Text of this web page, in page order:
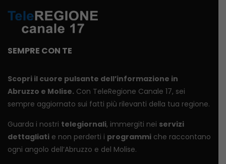
SEMPRE CON TE
Scopri il cuore pulsante dell’informazione in
Abruzzo e Molise. Con TeleRegione Canale 17, sei
sempre aggiornato sui fatti più rilevanti della tua regione.
Guarda i nostri telegiornali, immergiti nei servizi
dettagliati e non perderti i programmi che raccontano
ogni angolo dell’Abruzzo e del Molise.